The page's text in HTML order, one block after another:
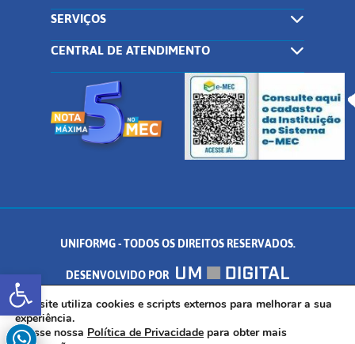
Abrir a barra de ferramentas
SERVIÇOS
CENTRAL DE ATENDIMENTO
UNIFORMG - TODOS OS DIREITOS RESERVADOS.
DESENVOLVIDO POR
AV. DR. ARNALDO DE SENNA, 328 - PALMEIRAS, FORMIGA/MG - CEP:
35.574.530
Este site utiliza cookies e scripts externos para melhorar a sua
experiência.
Acesse nossa Política de Privacidade para obter mais